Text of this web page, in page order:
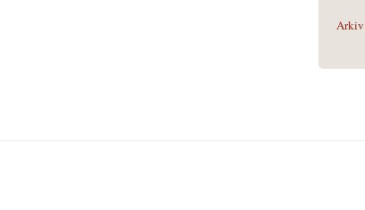
Arkiv